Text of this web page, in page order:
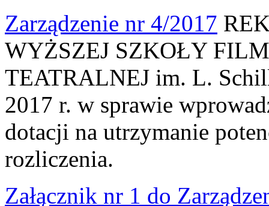
Zarządzenie nr 4/2017
WYŻSZEJ SZKOŁY
TEATRALNEJ im. L.
2017 r. w sprawie
dotacji na utrzymanie
rozliczenia.
Załącznik nr 1 do